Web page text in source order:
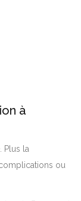
à
Plus la
ou